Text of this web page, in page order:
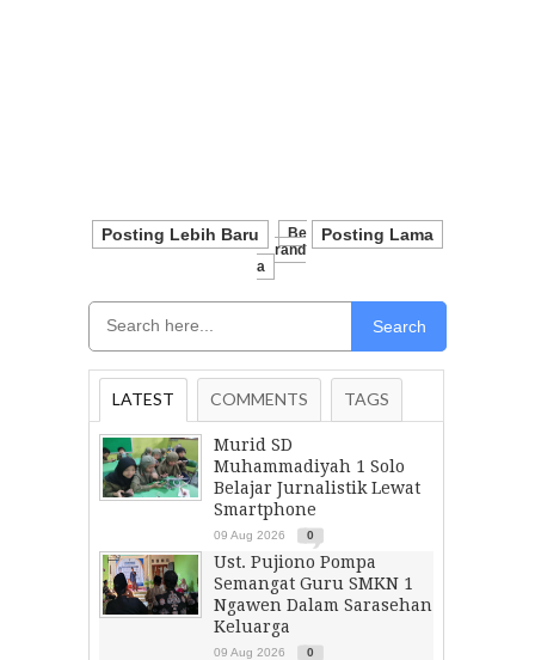
Posting Lebih Baru Posting Lama
Be
Rand
A
Search
LATEST COMMENTS TAGS
Murid SD
Muhammadiyah 1 Solo
Belajar Jurnalistik Lewat
Smartphone
09 Aug 2026 0
Ust. Pujiono Pompa
Semangat Guru SMKN 1
Ngawen Dalam Sarasehan
Keluarga
09 Aug 2026 0